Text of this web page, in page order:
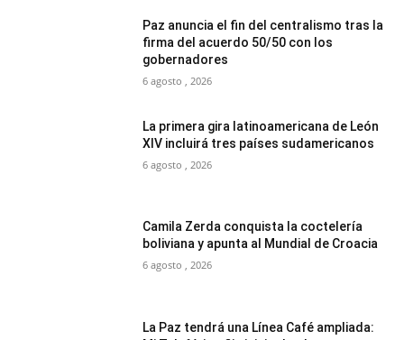
Paz anuncia el fin del centralismo tras la
firma del acuerdo 50/50 con los
gobernadores
6 agosto , 2026
La primera gira latinoamericana de León
XIV incluirá tres países sudamericanos
6 agosto , 2026
Camila Zerda conquista la coctelería
boliviana y apunta al Mundial de Croacia
6 agosto , 2026
La Paz tendrá una Línea Café ampliada: